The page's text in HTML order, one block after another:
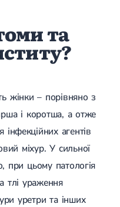
хвороба (ЖКХ)
хвороби
міхурі
та
жінки – порівняно з
і коротша, а отже
агентів
міхур. У сильної
при цьому патологія
тлі ураження
уретри та інших